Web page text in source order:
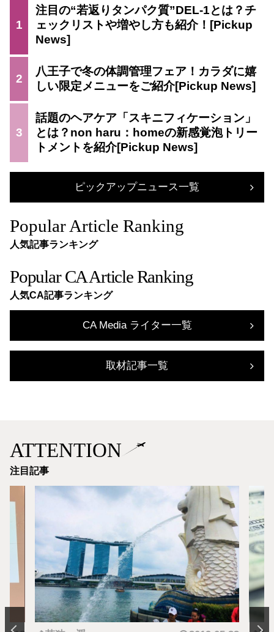
1
注目の“若返りタンパク質”DEL-1とは？チ
ェックリストや増やし方も紹介！
2
八王子で冬の体調管理フェア！カラダに嬉
しい限定メニューをご紹介
3
話題のヘアケア「スキニフィケーション」
とは？non haru：homeの新感覚泡トリー
トメントを紹介
ピックアップニュース一覧
Popular Article Ranking
人気記事ランキング
Popular CA Article Ranking
人気CA記事ランキング
CA Media ライター一覧
取材記事一覧
ATTENTION
注目記事